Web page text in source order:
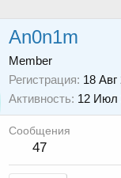
An0n1m
Member
Регистрация 18 Авг
Активность 12 Июл
Сообщения
47